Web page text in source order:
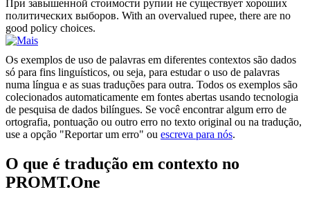
При завышенной стоимости рупии не существует хороших
политических выборов. With an overvalued rupee, there are no
good policy choices.
Os exemplos de uso de palavras em diferentes contextos são dados
só para fins linguísticos, ou seja, para estudar o uso de palavras
numa língua e as suas traduções para outra. Todos os exemplos são
colecionados automaticamente em fontes abertas usando tecnologia
de pesquisa de dados bilíngues. Se você encontrar algum erro de
ortografia, pontuação ou outro erro no texto original ou na tradução,
use a opção "Reportar um erro" ou escreva para nós.
O que é tradução em contexto no
PROMT.One